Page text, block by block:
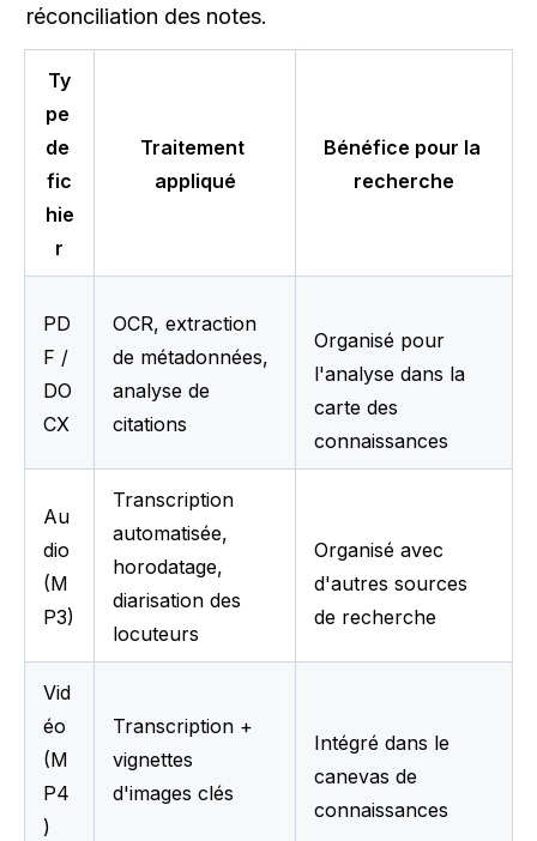
réconciliation des notes.
Ty
pe
de
fic
hie
r
Traitement
appliqué
Bénéfice pour la
recherche
PD
F /
DO
CX
OCR, extraction
de métadonnées,
analyse de
citations
Organisé pour
l'analyse dans la
carte des
connaissances
Au
dio
(M
P3)
Transcription
automatisée,
horodatage,
diarisation des
locuteurs
Organisé avec
d'autres sources
de recherche
Vid
éo
(M
P4
)
Transcription +
vignettes
d'images clés
Intégré dans le
canevas de
connaissances